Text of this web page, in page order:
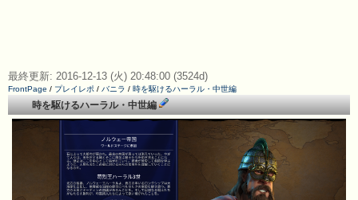
最終更新: 2016-12-13 (火) 20:48:00 (3524d)
FrontPage / プレイレポ / バニラ / 時を駆けるハーラル・中世編
時を駆けるハーラル・中世編